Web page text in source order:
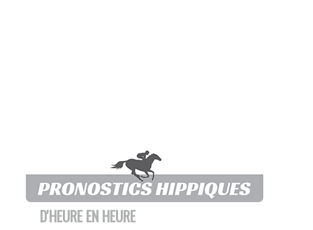
D'HEURE EN HEURE